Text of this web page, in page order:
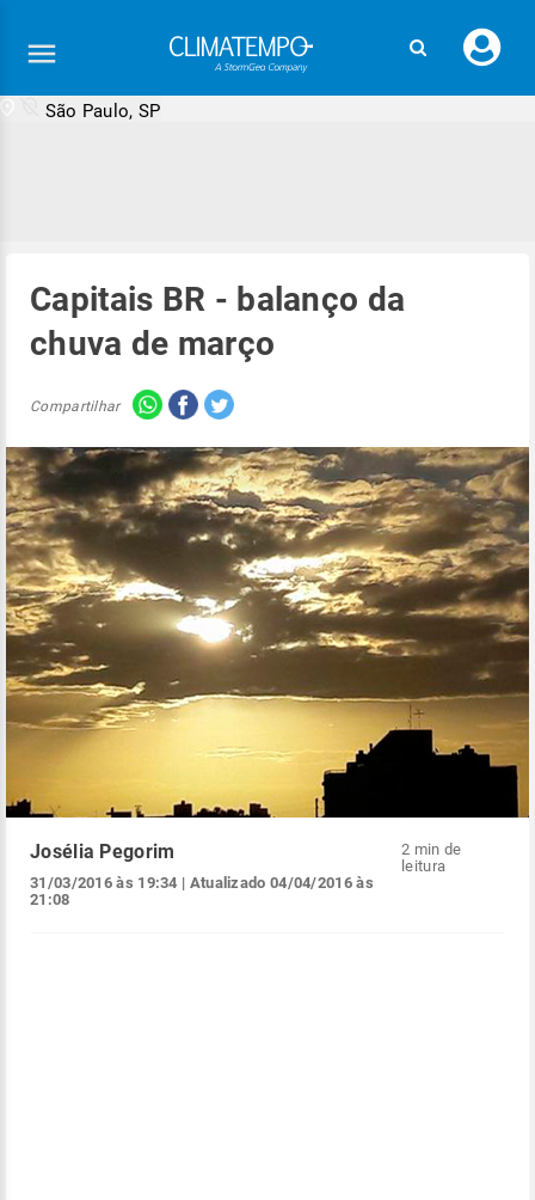
seu
São Paulo, SP
Capitais BR - balanço da
chuva de março
Compartilhar
Josélia Pegorim
31/03/2016 às 19:34 | Atualizado 04/04/2016 às
21:08
2 min de
leitura